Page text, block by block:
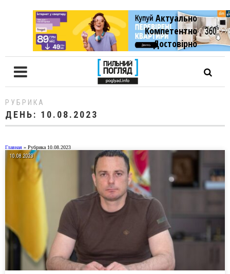
Актуально
Компетентно
Достовiрно
РУБРИКА
ДЕНЬ: 10.08.2023
Главная » Рубрика 10.08.2023
10.08.2023